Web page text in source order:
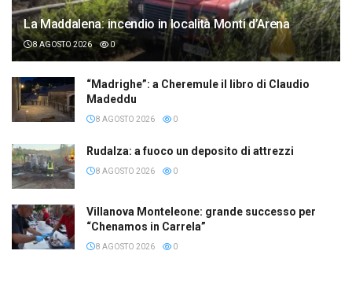
La Maddalena: incendio in località Monti d’Arena
8 AGOSTO 2026 0
“Madrighe”: a Cheremule il libro di Claudio
Madeddu
8 AGOSTO 2026 0
Rudalza: a fuoco un deposito di attrezzi
8 AGOSTO 2026 0
Villanova Monteleone: grande successo per
“Chenamos in Carrela”
8 AGOSTO 2026 0